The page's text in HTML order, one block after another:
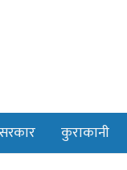
कुराकानी